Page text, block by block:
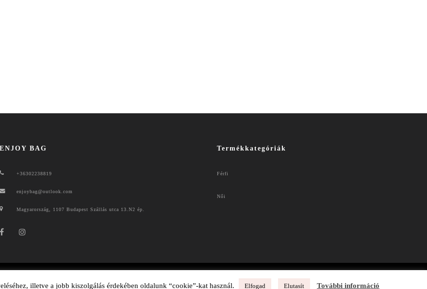
ENJOY BAG
+36302238819
enjoybag@outlook.com
Magyarország, 1107 Budapest Szállás utca 13.N2 ép.
Termékkategóriák
Férfi
Női
illetve a jobb kiszolgálás érdekében oldalunk “cookie”-kat használ. Elfogad Elutasít További információ